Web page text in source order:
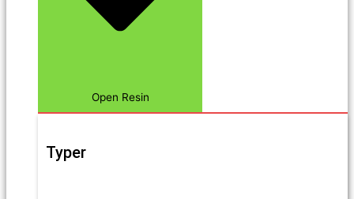
Open Resin
Typer